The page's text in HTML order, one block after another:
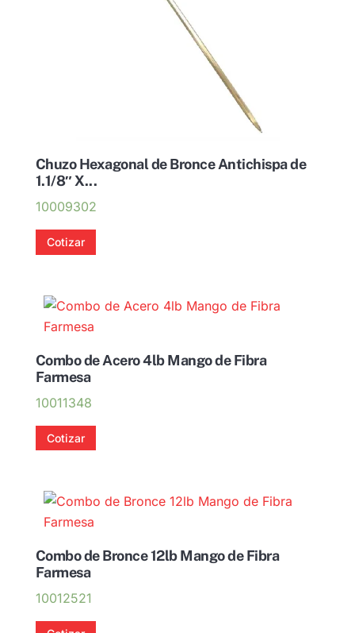
Chuzo Hexagonal de Bronce Antichispa de
1.1/8″ X...
10009302
Cotizar
Combo de Acero 4lb Mango de Fibra
Farmesa
10011348
Cotizar
Combo de Bronce 12lb Mango de Fibra
Farmesa
10012521